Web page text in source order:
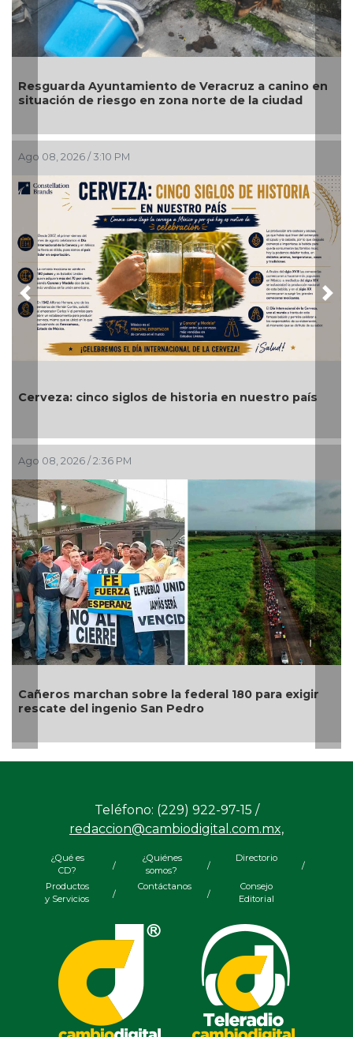
a canino en
la ciudad
país
para exigir
Operativos dejan 27 detenidos, dos
rescatadas y más de 200 dosis
Ago 08, 2026 / 2:13 PM
Alvarado cumple tres días sin luz ni
el malestar ciudadano📹
Ago 08, 2026 / 2:05 PM
Madre de Dafne Zapata acusa a
rechazar denuncias de otras víctimas
militarizada
Previous
Teléfono: (229) 922-97-15 /
redaccion@cambiodigital.com.mx,
¿Qué es
CD?
/
¿Quiénes
somos?
/
Directorio
/
Productos
y Servicios
/
Contáctanos
/
Consejo
Editorial